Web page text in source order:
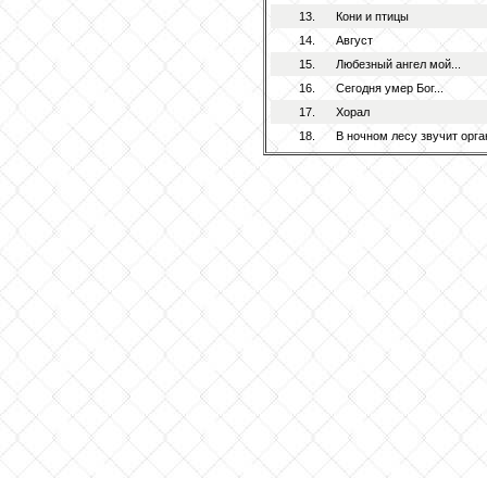
13.
Кони и птицы
14.
Август
15.
Любезный ангел мой...
16.
Сегодня умер Бог...
17.
Хорал
18.
В ночном лесу звучит